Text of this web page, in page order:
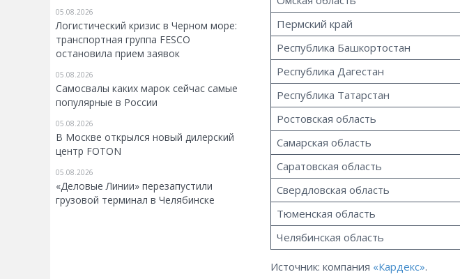
05.08.2026
Логистический кризис в Черном море:
транспортная группа FESCO
остановила прием заявок
05.08.2026
Самосвалы каких марок сейчас самые
популярные в России
05.08.2026
В Москве открылся новый дилерский
центр FOTON
05.08.2026
«Деловые Линии» перезапустили
грузовой терминал в Челябинске
Пермский край
Республика Башкортостан
Республика Дагестан
Республика Татарстан
Ростовская область
Самарская область
Саратовская область
Свердловская область
Тюменская область
Челябинская область
Источник: компания «Кардекс».